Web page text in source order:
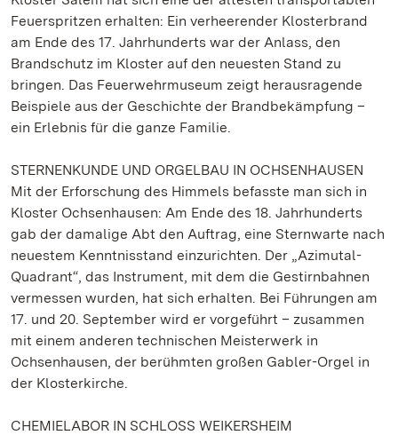
Feuerspritzen erhalten: Ein verheerender Klosterbrand
am Ende des 17. Jahrhunderts war der Anlass, den
Brandschutz im Kloster auf den neuesten Stand zu
bringen. Das Feuerwehrmuseum zeigt herausragende
Beispiele aus der Geschichte der Brandbekämpfung –
ein Erlebnis für die ganze Familie.
STERNENKUNDE UND ORGELBAU IN OCHSENHAUSEN
Mit der Erforschung des Himmels befasste man sich in
Kloster Ochsenhausen: Am Ende des 18. Jahrhunderts
gab der damalige Abt den Auftrag, eine Sternwarte nach
neuestem Kenntnisstand einzurichten. Der „Azimutal-
Quadrant“, das Instrument, mit dem die Gestirnbahnen
vermessen wurden, hat sich erhalten. Bei Führungen am
17. und 20. September wird er vorgeführt – zusammen
mit einem anderen technischen Meisterwerk in
Ochsenhausen, der berühmten großen Gabler-Orgel in
der Klosterkirche.
CHEMIELABOR IN SCHLOSS WEIKERSHEIM